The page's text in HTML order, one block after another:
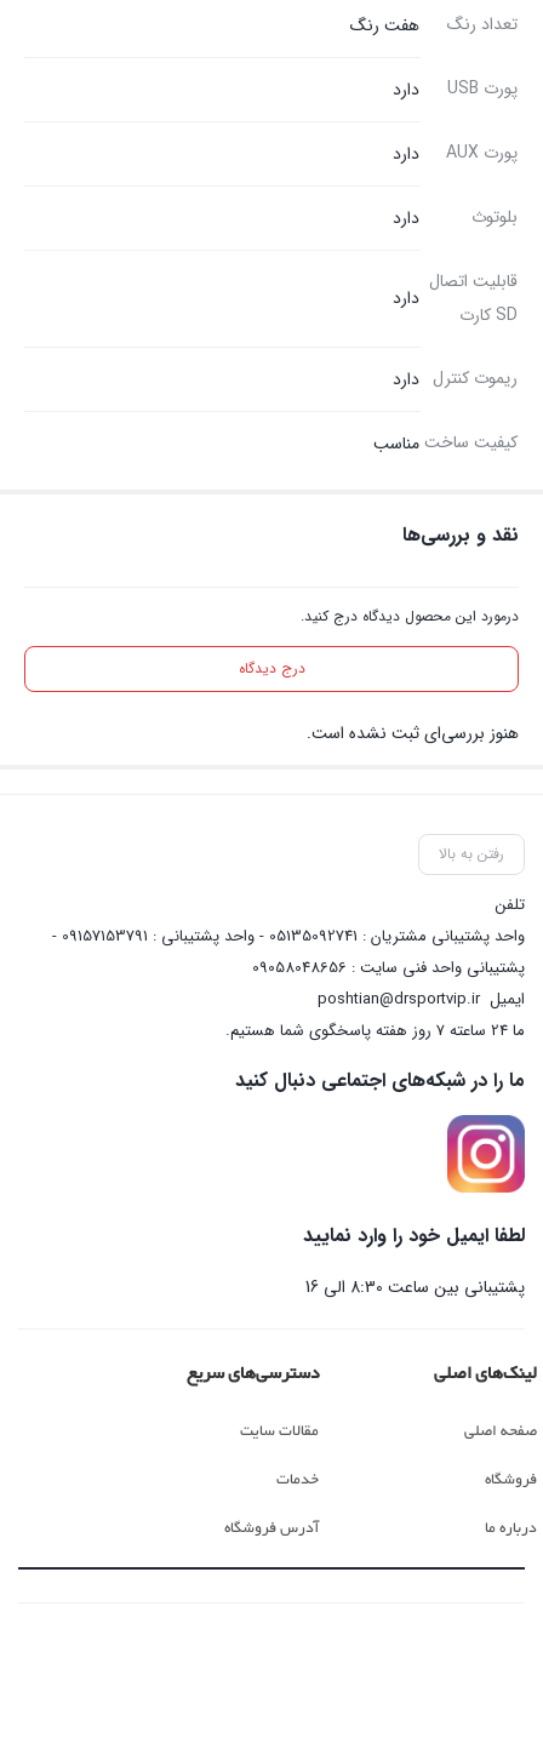
تعداد رنگ هفت رنگ
پورت USB دارد
پورت AUX دارد
بلوتوث دارد
قابلیت اتصال
SD کارت
دارد
ریموت کنترل دارد
کیفیت ساختمناسب
نقد و بررسی‌ها
درمورد این محصول دیدگاه درج کنید.
درج دیدگاه
هنوز بررسی‌ای ثبت نشده است.
رفتن به بالا
تلفن
واحد پشتیبانی مشتریان : 05135092741 - واحد پشتیبانی : 09157153791 -
پشتیبانی واحد فنی سایت : 09058048656
ایمیلposhtian@drsportvip.ir
ما 24 ساعته 7 روز هفته پاسخگوی شما هستیم.
ما را در شبکه‌های اجتماعی دنبال کنید
لطفا ایمیل خود را وارد نمایید
پشتیبانی بین ساعت 8:30 الی 16
لینک‌های اصلی
صفحه اصلی
فروشگاه
درباره ما
دسترسی‌های سریع
مقالات سایت
خدمات
آدرس فروشگاه